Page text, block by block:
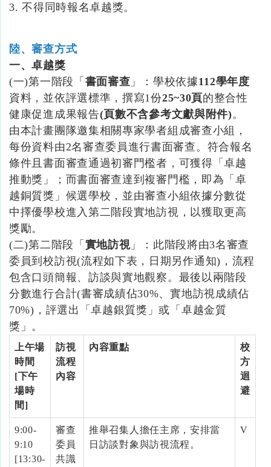
3.不得同時報名卓越獎。
陸、審查方式
一、卓越獎
(一)第一階段「 書面審查 」：學校依據112學年度
資料，並依評選標準，撰寫1份25~30頁的整合性
健康促進成果報告(頁數不含參考文獻與附件)。
由本計畫團隊邀集相關專家學者組成審查小組，
每份資料由2名審查委員進行書面審查。符合報名
條件且書面審查通過初審門檻者，可獲得「卓越
推動獎」；而書面審查達到複審門檻，即為「卓
越銅質獎」候選學校，並由審查小組依據分數從
中擇優學校進入第二階段實地訪視，以獲取更高
獎勵。
(二)第二階段「 實地訪視」：此階段將由3名審查
委員到校訪視(流程如下表，日期另作通知)，流程
包含口頭簡報、訪談與實地觀察。最後以兩階段
分數進行合計(書審成績佔30%、實地訪視成績佔
70%)，評選出「卓越銀質獎」或「卓越金質
獎」。
上午場
時間
[下午
場時
間]
訪視
流程
內容
內容重點
校
方
迴
避
9:00-
9:10
[13:30-
審查
委員
共識
推舉召集人擔任主席，安排當
日訪談對象與訪視流程。
V